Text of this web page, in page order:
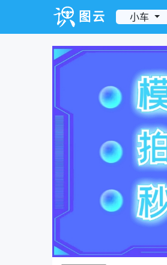
图云 小车